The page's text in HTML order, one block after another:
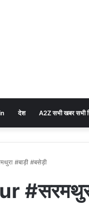
देश A2Z सभी खबर सभी
#बाड़ी #बसेड़ी